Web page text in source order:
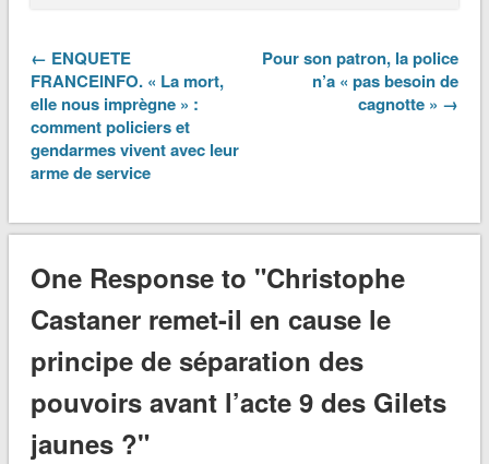
← ENQUETE
FRANCEINFO. « La mort,
elle nous imprègne » :
comment policiers et
gendarmes vivent avec leur
arme de service
Pour son patron, la police
n’a « pas besoin de
cagnotte » →
One Response to "Christophe
Castaner remet-il en cause le
principe de séparation des
pouvoirs avant l’acte 9 des Gilets
jaunes ?"